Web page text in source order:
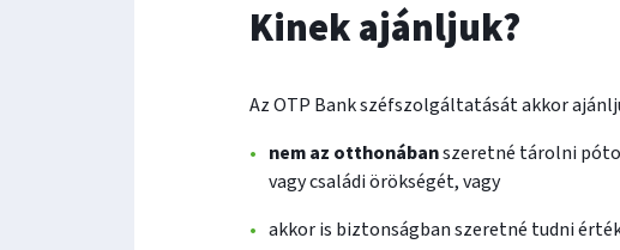
Kinek ajánljuk?
Az OTP Bank széfszolgáltatását akkor
nem az otthonábanszeretné tárolni
vagy családi örökségét, vagy
akkor is biztonságban szeretné tudni